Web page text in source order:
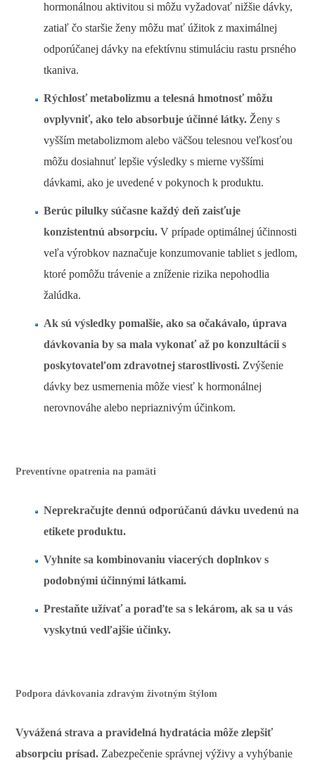
hormonálnou aktivitou si môžu vyžadovať nižšie dávky,
zatiaľ čo staršie ženy môžu mať úžitok z maximálnej
odporúčanej dávky na efektívnu stimuláciu rastu prsného
tkaniva.
Rýchlosť metabolizmu a telesná hmotnosť môžu
ovplyvniť, ako telo absorbuje účinné látky. Ženy s
vyšším metabolizmom alebo väčšou telesnou veľkosťou
môžu dosiahnuť lepšie výsledky s mierne vyššími
dávkami, ako je uvedené v pokynoch k produktu.
Berúc pilulky súčasne každý deň zaisťuje
konzistentnú absorpciu. V prípade optimálnej účinnosti
veľa výrobkov naznačuje konzumovanie tabliet s jedlom,
ktoré pomôžu trávenie a zníženie rizika nepohodlia
žalúdka.
Ak sú výsledky pomalšie, ako sa očakávalo, úprava
dávkovania by sa mala vykonať až po konzultácii s
poskytovateľom zdravotnej starostlivosti. Zvýšenie
dávky bez usmernenia môže viesť k hormonálnej
nerovnováhe alebo nepriaznivým účinkom.
Preventívne opatrenia na pamäti
Neprekračujte dennú odporúčanú dávku uvedenú na
etikete produktu.
Vyhnite sa kombinovaniu viacerých doplnkov s
podobnými účinnými látkami.
Prestaňte užívať a poraďte sa s lekárom, ak sa u vás
vyskytnú vedľajšie účinky.
Podpora dávkovania zdravým životným štýlom
Vyvážená strava a pravidelná hydratácia môže zlepšiť
absorpciu prísad. Zabezpečenie správnej výživy a vyhýbanie